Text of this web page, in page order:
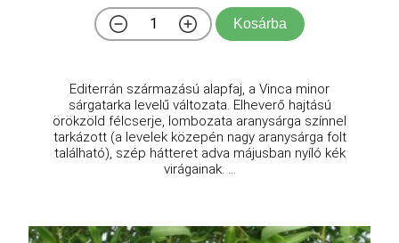
Kosárba
Editerrán származású alapfaj, a Vinca minor
sárgatarka levelű változata. Elheverő hajtású
örökzöld félcserje, lombozata aranysárga színnel
tarkázott (a levelek közepén nagy aranysárga folt
található), szép hátteret adva májusban nyíló kék
virágainak. ...